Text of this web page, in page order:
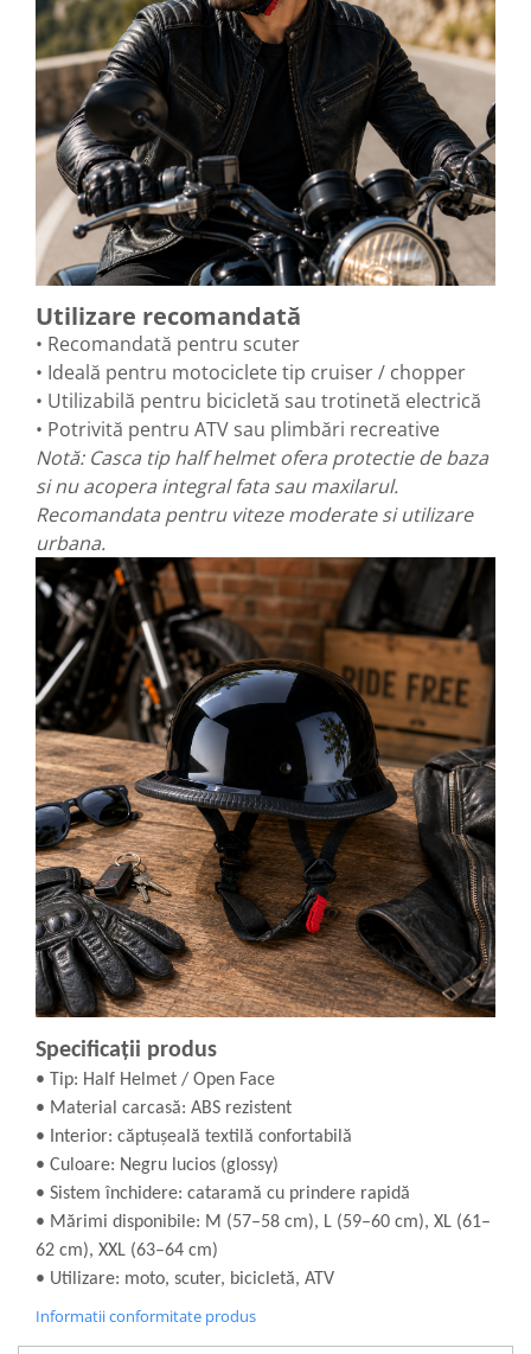
Utilizare recomandată
• Recomandată pentru scuter
• Ideală pentru motociclete tip cruiser / chopper
• Utilizabilă pentru bicicletă sau trotinetă electrică
• Potrivită pentru ATV sau plimbări recreative
Notă: Casca tip half helmet ofera protectie de baza
si nu acopera integral fata sau maxilarul.
Recomandata pentru viteze moderate si utilizare
urbana.
Specificații produs
• Tip: Half Helmet / Open Face
• Material carcasă: ABS rezistent
• Interior: căptușeală textilă confortabilă
• Culoare: Negru lucios (glossy)
• Sistem închidere: cataramă cu prindere rapidă
• Mărimi disponibile: M (57–58 cm), L (59–60 cm), XL (61–
62 cm), XXL (63–64 cm)
• Utilizare: moto, scuter, bicicletă, ATV
Informatii conformitate produs